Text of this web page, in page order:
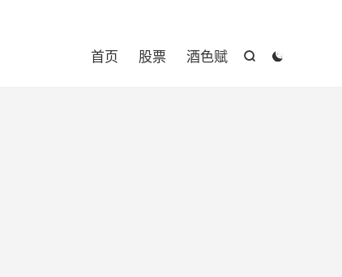


首页 股票 酒色赋